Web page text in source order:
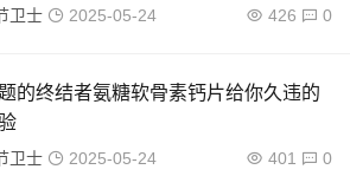
卫士 2025-05-24 426 0
的终结者氨糖软骨素钙片给你久违的
卫士 2025-05-24 401 0